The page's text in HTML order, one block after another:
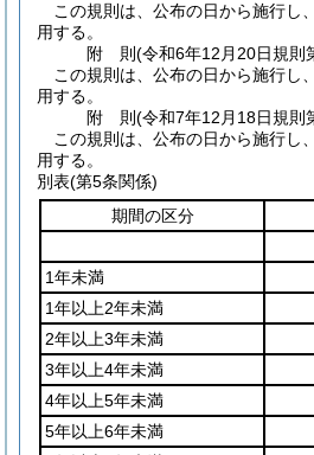
この規則は、公布の日から施行し
用する。
附 則(令和6年12月20日規則
この規則は、公布の日から施行し
用する。
附 則(令和7年12月18日規則
この規則は、公布の日から施行し
用する。
別表(第5条関係)
期間の区分
1年未満
1年以上2年未満
2年以上3年未満
3年以上4年未満
4年以上5年未満
5年以上6年未満